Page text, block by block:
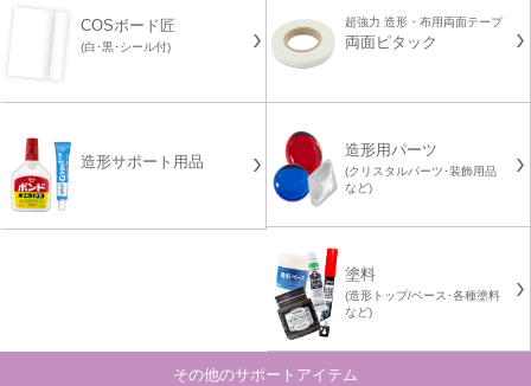
COSボード匠
(白･黒･シール付)
超強力 造形・布用両面テープ
両面ピタック
造形サポート用品
造形用パーツ
(クリスタルパーツ･装飾用品
など)
塗料
(造形トップ/ベース･各種塗料
など)
その他のサポートアイテム